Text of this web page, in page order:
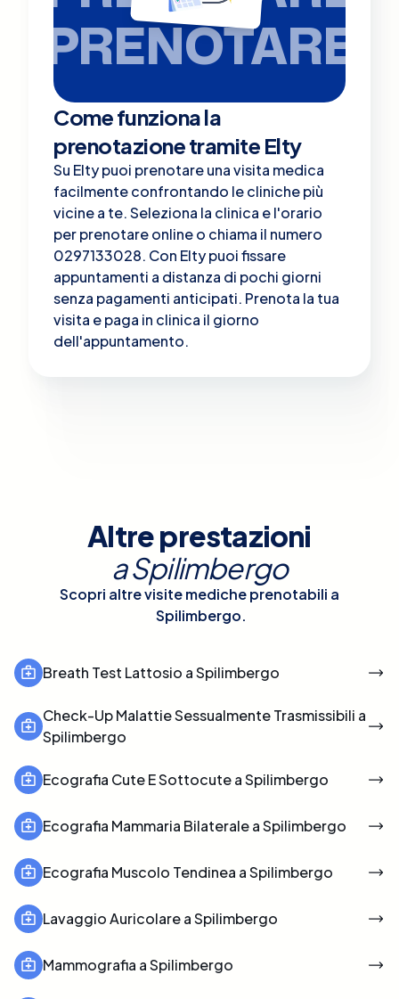
PRENOTARE
Come funziona la
prenotazione tramite Elty
Su Elty puoi prenotare una visita medica
facilmente confrontando le cliniche più
vicine a te. Seleziona la clinica e l'orario
per prenotare online o chiama il numero
0297133028. Con Elty puoi fissare
appuntamenti a distanza di pochi giorni
senza pagamenti anticipati. Prenota la tua
visita e paga in clinica il giorno
dell'appuntamento.
Altre prestazioni
aSpilimbergo
Scopri altre visite mediche prenotabili a
Spilimbergo.
Breath Test Lattosio a Spilimbergo
Check-Up Malattie Sessualmente Trasmissibili a
Spilimbergo
Ecografia Cute E Sottocute a Spilimbergo
Ecografia Mammaria Bilaterale a Spilimbergo
Ecografia Muscolo Tendinea a Spilimbergo
Lavaggio Auricolare a Spilimbergo
Mammografia a Spilimbergo